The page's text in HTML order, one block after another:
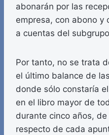
abonarán por las
empresa, con abono y
a cuentas del subgrupo
Por tanto, no se trata
el último balance de
donde sólo constaría
en el libro mayor de
durante cinco años,
respecto de cada